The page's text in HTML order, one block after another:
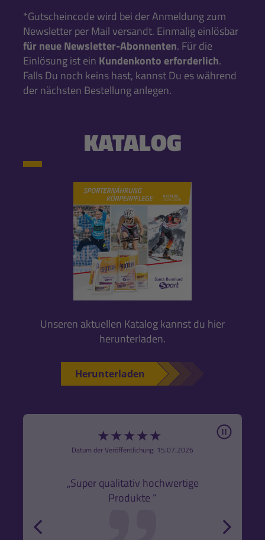
*Gutscheincode wird bei der Anmeldung zum
Newsletter per Mail versandt. Einmalig einlösbar
für neue Newsletter-Abonnenten. Für die
Einlösung ist ein Kundenkonto erforderlich.
Falls Du noch keins hast, kannst Du es während
der nächsten Bestellung anlegen.
KATALOG
Unseren aktuellen Katalog kannst du hier
herunterladen.
Herunterladen
★★★★★
Datum der Veröffentlichung: 15.07.2026
„Super qualitativ hochwertige
Produkte ”
Pause